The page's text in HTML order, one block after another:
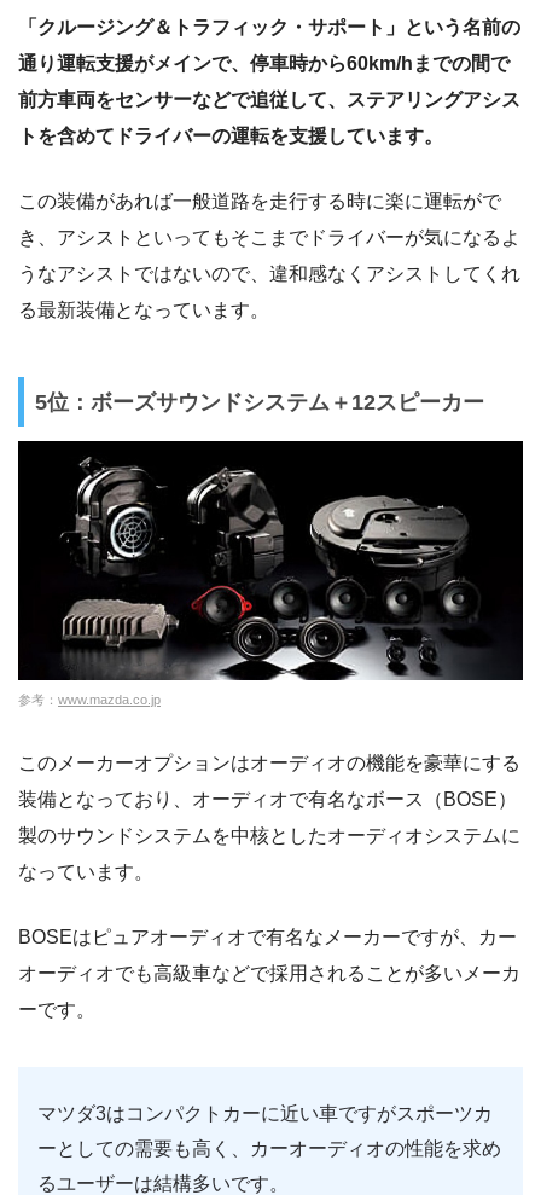
「クルージング＆トラフィック・サポート」という名前の
通り運転支援がメインで、停車時から60km/hまでの間で
前方車両をセンサーなどで追従して、ステアリングアシス
トを含めてドライバーの運転を支援しています。
この装備があれば一般道路を走行する時に楽に運転がで
き、アシストといってもそこまでドライバーが気になるよ
うなアシストではないので、違和感なくアシストしてくれ
る最新装備となっています。
5位：ボーズサウンドシステム＋12スピーカー
参考： www.mazda.co.jp
このメーカーオプションはオーディオの機能を豪華にする
装備となっており、オーディオで有名なボース（BOSE）
製のサウンドシステムを中核としたオーディオシステムに
なっています。
BOSEはピュアオーディオで有名なメーカーですが、カー
オーディオでも高級車などで採用されることが多いメーカ
ーです。
マツダ3はコンパクトカーに近い車ですがスポーツカ
ーとしての需要も高く、カーオーディオの性能を求め
るユーザーは結構多いです。